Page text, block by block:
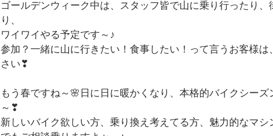
ゴールデンウィーク中は、スタッフ皆で山に乗り行ったり、
り、
ワイワイやる予定です～♪
参加？一緒に山に行きたい！食事したい！って言うお客様
さい❣
もう春ですね～🌸日に日に暖かくなり、本格的バイクシー
～❣
新しいバイク欲しい方、乗り換え考えてる方、魅力的なマシ